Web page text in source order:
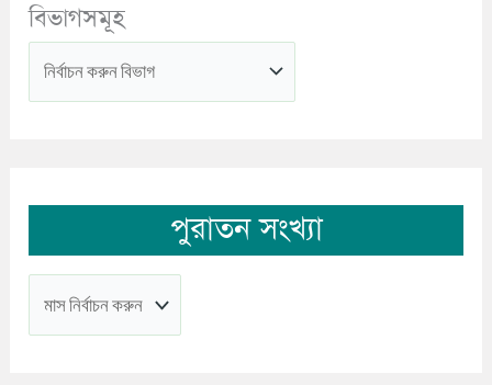
বিভাগসমূহ
পুরাতন সংখ্যা